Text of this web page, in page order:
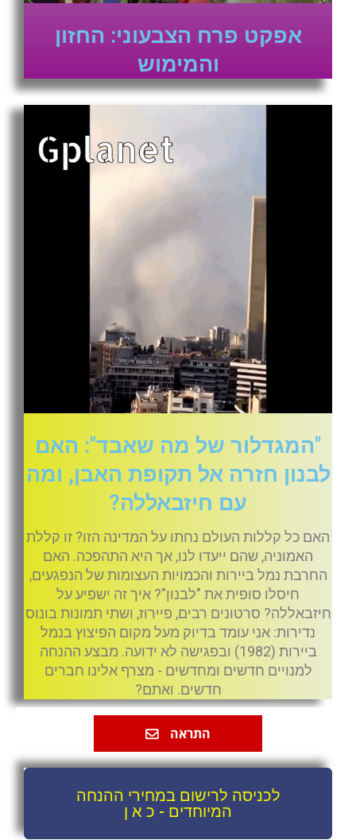
אפקט פרח הצבעוני: החזון
והמימוש
"המגדלור של מה שאבד": האם
לבנון חזרה אל תקופת האבן, ומה
עם חיזבאללה?
האם כל קללות העולם נחתו על המדינה הזו? זו קללת
האמוניה, שהם ייעדו לנו, אך היא התהפכה. האם
החרבת נמל ביירות והכמויות העצומות של הנפגעים,
חיסלו סופית את "לבנון"? איך זה ישפיע על
חיזבאללה? סרטונים רבים, פיירוז, ושתי תמונות בונוס
נדירות: אני עומד בדיוק מעל מקום הפיצוץ בנמל
ביירות (1982) ובפגישה לא ידועה. מבצע ההנחה
למנויים חדשים ומחדשים - מצרף אלינו חברים
חדשים. ואתם?
התראה
לכניסה לרישום במחירי ההנחה
המיוחדים - כ א ן